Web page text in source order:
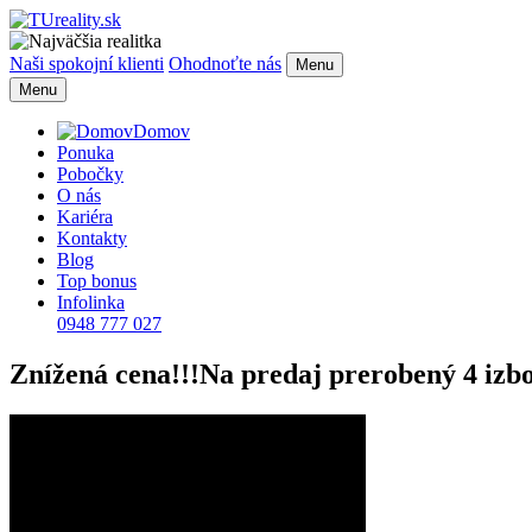
Naši spokojní klienti Ohodnoťte nás
Menu
Menu
Domov
Ponuka
Pobočky
O nás
Kariéra
Kontakty
Blog
Top bonus
Infolinka
0948 777 027
Znížená cena!!!Na predaj prerobený 4